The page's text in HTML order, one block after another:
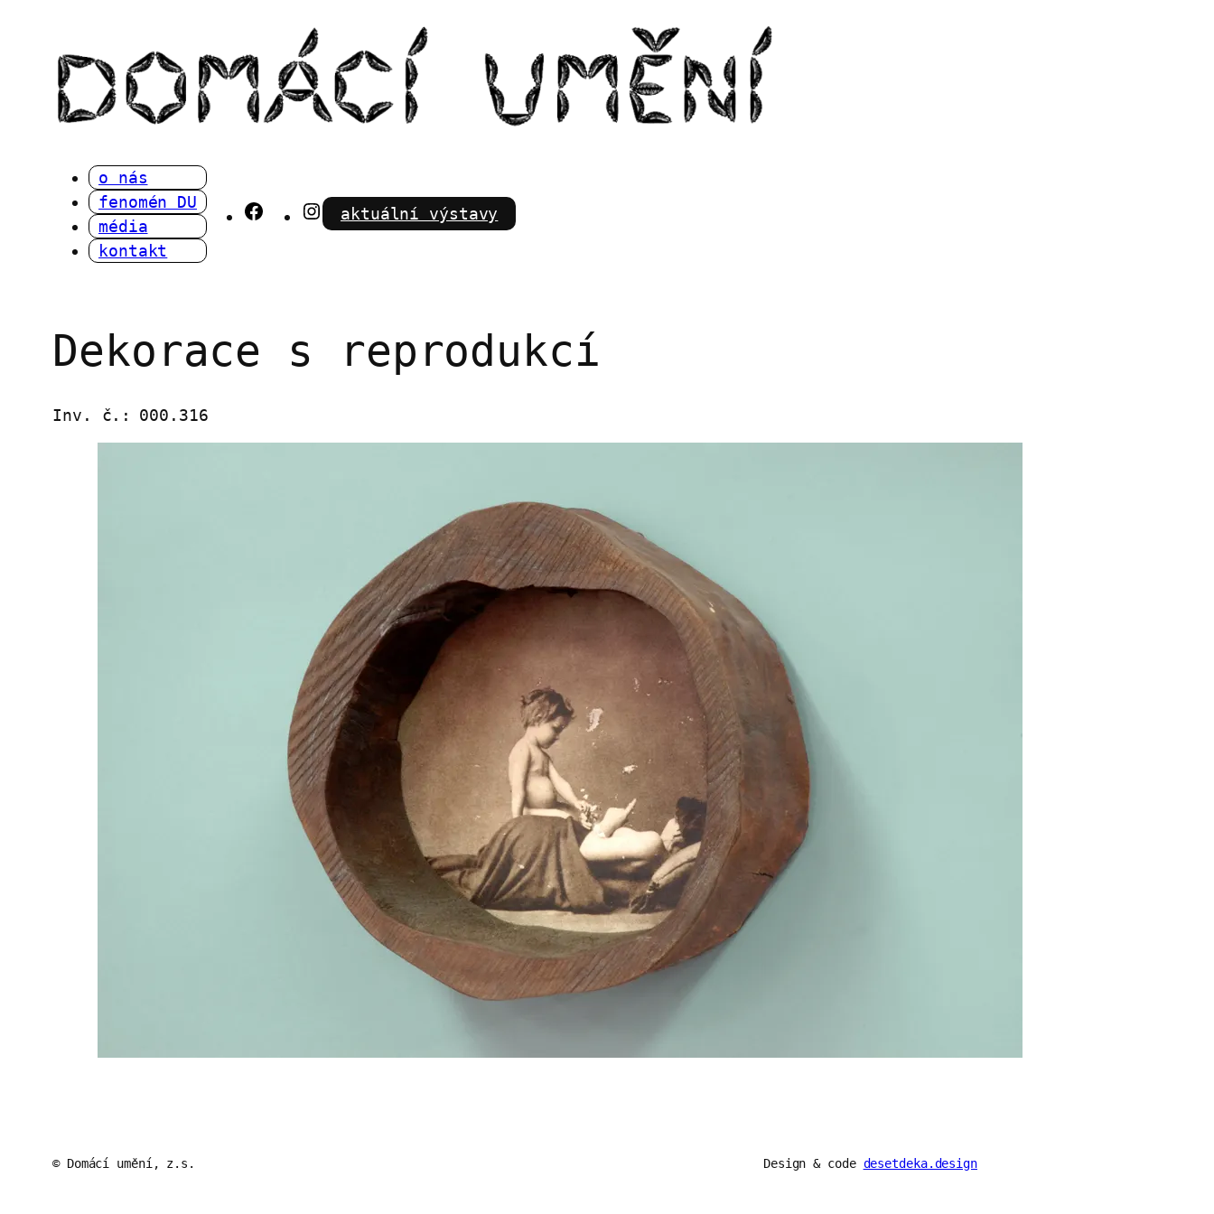
o nás
fenomén DU
média
kontakt
FacebookInstagram
aktuální výstavy
Dekorace s reprodukcí
Inv. č.: 000.316
© Domácí umění, z.s. Design & code desetdeka.design